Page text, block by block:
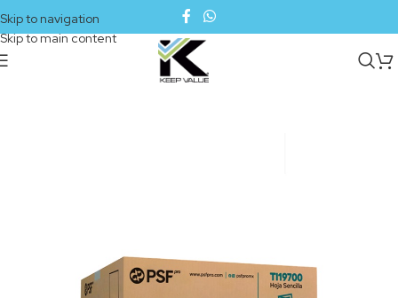
Skip to navigation
Skip to main content